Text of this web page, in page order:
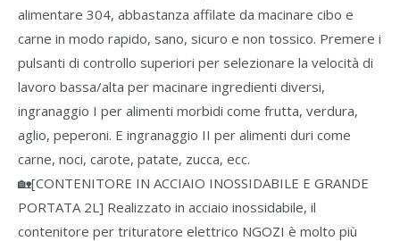
alimentare 304, abbastanza affilate da macinare cibo e
carne in modo rapido, sano, sicuro e non tossico. Premere i
pulsanti di controllo superiori per selezionare la velocità di
lavoro bassa/alta per macinare ingredienti diversi,
ingranaggio I per alimenti morbidi come frutta, verdura,
aglio, peperoni. E ingranaggio II per alimenti duri come
carne, noci, carote, patate, zucca, ecc.
🏡[CONTENITORE IN ACCIAIO INOSSIDABILE E GRANDE
PORTATA 2L] Realizzato in acciaio inossidabile, il
contenitore per trituratore elettrico NGOZI è molto più